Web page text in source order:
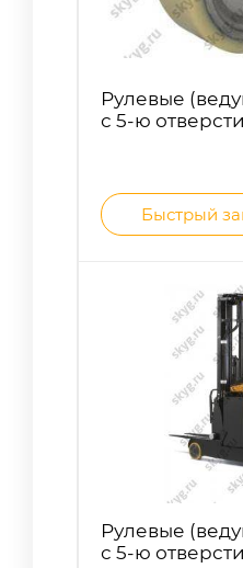
Рулевые
с 5-ю
Быстрый
Рулевые
с 5-ю